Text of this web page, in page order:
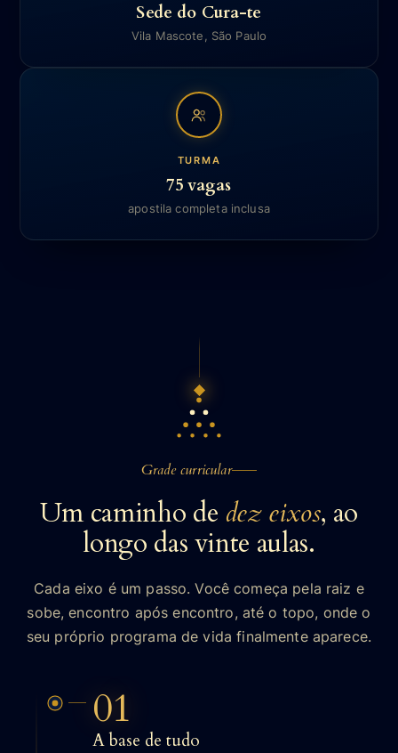
Sede do Cura-te
Vila Mascote, São Paulo
TURMA
75 vagas
apostila completa inclusa
Grade curricular
Um caminho de dez eixos, ao
longo das vinte aulas.
Cada eixo é um passo. Você começa pela raiz e
sobe, encontro após encontro, até o topo, onde o
seu próprio programa de vida finalmente aparece.
01
A base de tudo